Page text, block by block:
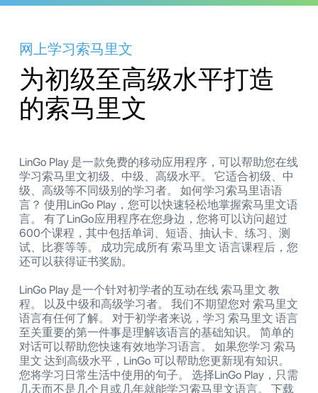
网上学习索马里文
为初级至高级水平打造
的索马里文
LinGo Play 是一款免费的移动应用程序，可以帮助您在线
学习索马里文初级、中级、高级水平。 它适合初级、中
级、高级等不同级别的学习者。 如何学习索马里语语
言？ 使用LinGo Play，您可以快速轻松地掌握索马里文语
言。 有了LinGo应用程序在您身边，您将可以访问超过
600个课程，其中包括单词、短语、抽认卡、练习、测
试、比赛等等。 成功完成所有 索马里文 语言课程后，您
还可以获得证书奖励。
LinGo Play 是一个针对初学者的互动在线 索马里文 教
程。 以及中级和高级学习者。 我们不期望您对 索马里文
语言有任何了解。 对于初学者来说，学习 索马里文 语言
至关重要的第一件事是理解该语言的基础知识。 简单的
对话可以帮助您快速有效地学习语言。 如果您学习 索马
里文 达到高级水平，LinGo 可以帮助您更新现有知识。
您将学习日常生活中使用的句子。 选择LinGo Play，只需
几天而不是几个月或几年就能学习索马里文语言。 下载